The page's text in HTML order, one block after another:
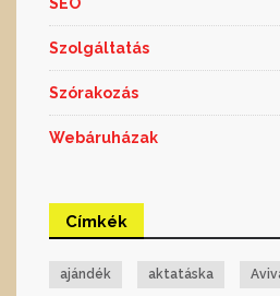
Szolgáltatás
Szórakozás
Webáruházak
Címkék
ajándék aktatáska